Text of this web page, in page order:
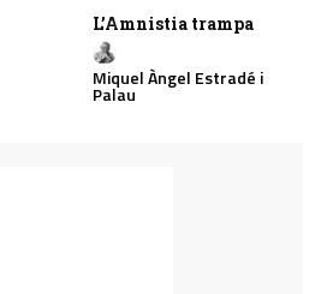
L’Amnistia trampa
Miquel Àngel Estradé i
Palau